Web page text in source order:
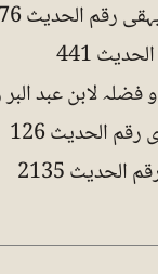
رقم الحدیث 176
441
لابن عبد البر
الحدیث 126
2135